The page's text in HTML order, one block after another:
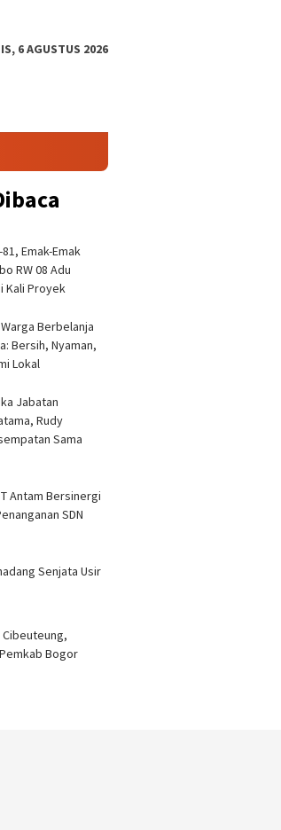
6 AGUSTUS 2026
Peserta MTQ Desa Cihud
2026 Meningkat. Berharap
Penyesuaian Waktu
Kecamatan Dan Kabupaten ‎
Emak-Emak
RW 08 Adu
Kali Proyek
Berbelanja
Bersih, Nyaman,
Lokal
Jabatan
Rudy
Sama
Antam Bersinergi
SDN
Senjata Usir
Cibeuteung,
Bogor